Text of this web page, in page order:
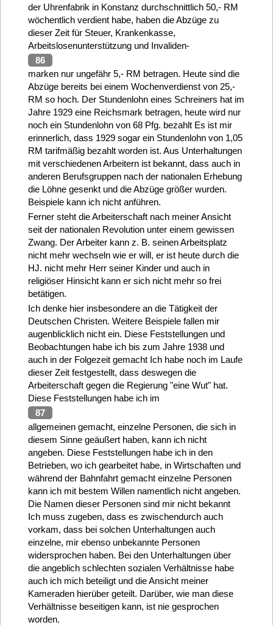
der Uhrenfabrik in Konstanz durchschnittlich 50,- RM
wöchentlich verdient habe, haben die Abzüge zu
dieser Zeit für Steuer, Krankenkasse,
Arbeitslosenunterstützung und Invaliden-
86
marken nur ungefähr 5,- RM betragen. Heute sind die
Abzüge bereits bei einem Wochenverdienst von 25,-
RM so hoch. Der Stundenlohn eines Schreiners hat im
Jahre 1929 eine Reichsmark betragen, heute wird nur
noch ein Stundenlohn von 68 Pfg. bezahlt Es ist mir
erinnerlich, dass 1929 sogar ein Stundenlohn von 1,05
RM tarifmäßig bezahlt worden ist. Aus Unterhaltungen
mit verschiedenen Arbeitern ist bekannt, dass auch in
anderen Berufsgruppen nach der nationalen Erhebung
die Löhne gesenkt und die Abzüge größer wurden.
Beispiele kann ich nicht anführen.
Ferner steht die Arbeiterschaft nach meiner Ansicht
seit der nationalen Revolution unter einem gewissen
Zwang. Der Arbeiter kann z. B. seinen Arbeitsplatz
nicht mehr wechseln wie er will, er ist heute durch die
HJ. nicht mehr Herr seiner Kinder und auch in
religiöser Hinsicht kann er sich nicht mehr so frei
betätigen.
Ich denke hier insbesondere an die Tätigkeit der
Deutschen Christen. Weitere Beispiele fallen mir
augenblicklich nicht ein. Diese Feststellungen und
Beobachtungen habe ich bis zum Jahre 1938 und
auch in der Folgezeit gemacht Ich habe noch im Laufe
dieser Zeit festgestellt, dass deswegen die
Arbeiterschaft gegen die Regierung "eine Wut" hat.
Diese Feststellungen habe ich im
87
allgemeinen gemacht, einzelne Personen, die sich in
diesem Sinne geäußert haben, kann ich nicht
angeben. Diese Feststellungen habe ich in den
Betrieben, wo ich gearbeitet habe, in Wirtschaften und
während der Bahnfahrt gemacht einzelne Personen
kann ich mit bestem Willen namentlich nicht angeben.
Die Namen dieser Personen sind mir nicht bekannt
Ich muss zugeben, dass es zwischendurch auch
vorkam, dass bei solchen Unterhaltungen auch
einzelne, mir ebenso unbekannte Personen
widersprochen haben. Bei den Unterhaltungen über
die angeblich schlechten sozialen Verhältnisse habe
auch ich mich beteiligt und die Ansicht meiner
Kameraden hierüber geteilt. Darüber, wie man diese
Verhältnisse beseitigen kann, ist nie gesprochen
worden.